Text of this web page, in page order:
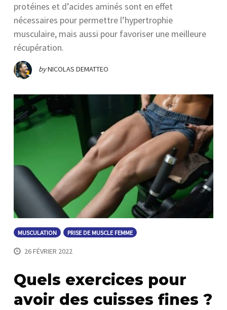
protéines et d’acides aminés sont en effet
nécessaires pour permettre l’hypertrophie
musculaire, mais aussi pour favoriser une meilleure
récupération.
byNICOLAS DEMATTEO
MUSCULATION PRISE DE MUSCLE FEMME
26 FÉVRIER 2022
Quels exercices pour
avoir des cuisses fines ?